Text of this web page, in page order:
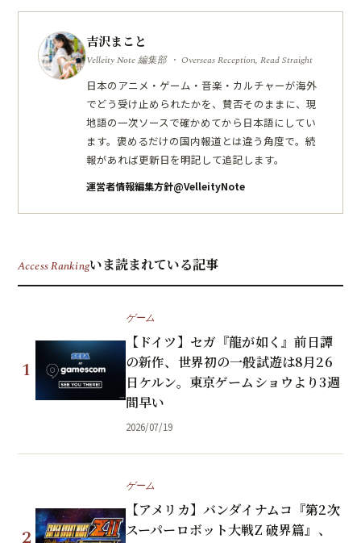
吉沢まこと
Velleity Note 編集部 ・ Overseas Reception, Read Straight
日本のアニメ・ゲーム・音楽・カルチャーが海外
でどう受け止められたかを、賛否そのままに、現
地語の一次ソースで確かめてから日本語にしてい
ます。褒めるだけの国内報道とは違う角度で。続
報があれば更新日を明記して追記します。
運営者情報編集方針@VelleityNote
Access Rankingいま読まれている記事
1
ゲーム
【ドイツ】セガ『龍が如く』前日譚
の新作、世界初の一般試遊は8月26
日ケルン。東京ゲームショウより3週
間早い
2026/07/19
2
ゲーム
【アメリカ】バンダイナムコ『第2次
スーパーロボット大戦Z 破界篇』、